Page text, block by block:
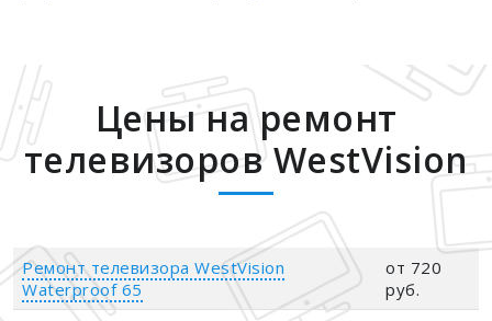
Цены на ремонт
телевизоров WestVision
Ремонт телевизора WestVision
Waterproof 65
от 720
руб.